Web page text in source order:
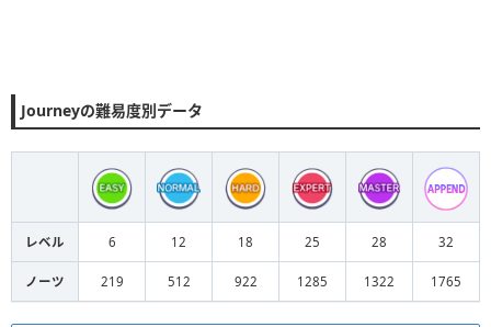
Journeyの難易度別データ
レベル 6 12 18 25 28 32
ノーツ 219 512 922 1285 1322 1765